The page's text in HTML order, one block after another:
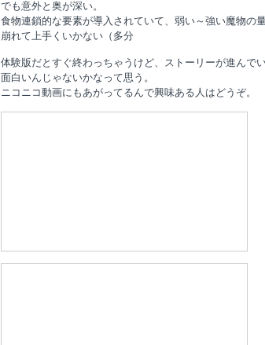
でも意外と奥が深い。
食物連鎖的な要素が導入されていて、弱い～強い魔物の
崩れて上手くいかない（多分
体験版だとすぐ終わっちゃうけど、ストーリーが進んで
面白いんじゃないかなって思う。
ニコニコ動画にもあがってるんで興味ある人はどうぞ。